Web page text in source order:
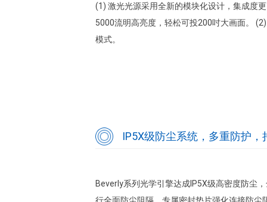
(1) 激光光源采用全新的模块化设计，集成度
5000流明高亮度，轻松可投200吋大画面。
模式。
IP5X级防尘系统，多重防护，
Beverly系列光学引擎达成IP5X级高密度防尘